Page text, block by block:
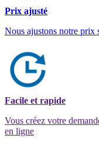
Prix ajusté
Nous ajustons notre prix
Facile et rapide
Vous créez votre
en ligne